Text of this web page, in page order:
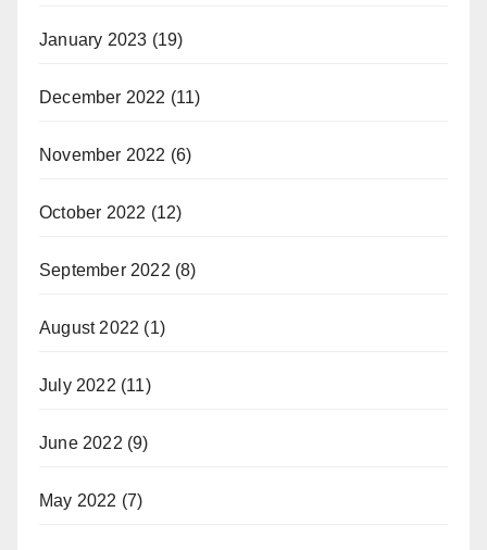
January 2023 (19)
December 2022 (11)
November 2022 (6)
October 2022 (12)
September 2022 (8)
August 2022 (1)
July 2022 (11)
June 2022 (9)
May 2022 (7)